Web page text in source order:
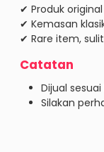
✔ Produk original
✔ Kemasan
✔ Rare item,
Catatan
Dijual
Silakan